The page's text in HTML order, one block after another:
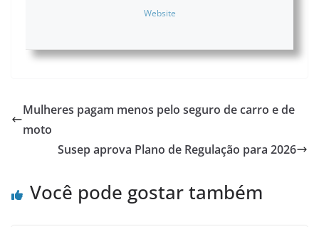
Website
Mulheres pagam menos pelo seguro de carro e de
moto
Susep aprova Plano de Regulação para 2026
Você pode gostar também